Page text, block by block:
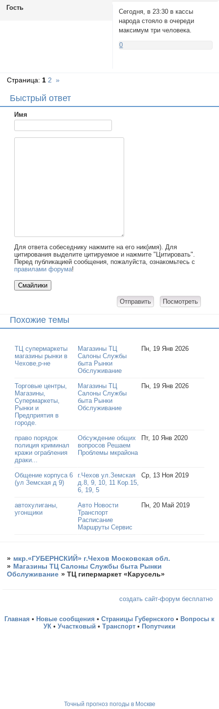
Гость
Сегодня, в 23:30 в кассы
народа стояло в очереди
максимум три человека.
0
Страница: 1 2 »
Быстрый ответ
Имя
Для ответа собеседнику нажмите на его ник(имя). Для
цитирования выделите цитируемое и нажмите "Цитировать".
Перед публикацией сообщения, пожалуйста, ознакомьтесь с
правилами форума!
Похожие темы
ТЦ супермаркеты
магазины рынки в
Чехове,р-не
Магазины ТЦ
Салоны Службы
быта Рынки
Обслуживание
Пн, 19 Янв 2026
Торговые центры,
Магазины,
Супермаркеты,
Рынки и
Предприятия в
городе.
Магазины ТЦ
Салоны Службы
быта Рынки
Обслуживание
Пн, 19 Янв 2026
право порядок
полиция криминал
кражи ограбления
драки...
Обсуждение общих
вопросов Решаем
Проблемы мкрайона
Пт, 10 Янв 2020
Общение корпуса 6
(ул Земская д 9)
г.Чехов ул.Земская
д.8, 9, 10, 11 Кор.15,
6, 19, 5
Ср, 13 Ноя 2019
автохулиганы,
угонщики
Авто Новости
Транспорт
Расписание
Маршруты Сервис
Пн, 20 Май 2019
» мкр.«ГУБЕРНСКИЙ» г.Чехов Московская обл.
» Магазины ТЦ Салоны Службы быта Рынки
Обслуживание »ТЦ гипермаркет «Карусель»
создать сайт-форум бесплатно
Главная • Новые сообщения • Страницы Губернского • Вопросы к
УК • Участковый • Транспорт • Попутчики
Точный прогноз погоды в Москве